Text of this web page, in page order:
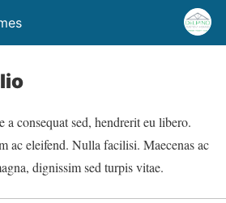
consequat sed, hendrerit eu libero.
ac eleifend. Nulla facilisi. Maecenas ac
dignissim sed turpis vitae.